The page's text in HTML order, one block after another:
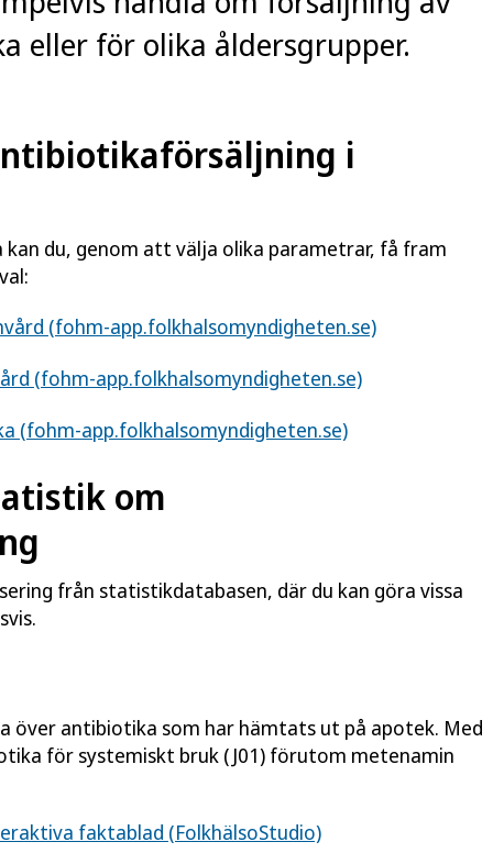
eller för olika åldersgrupper.
i
du, genom att välja olika parametrar, få fram
(fohm-app.folkhalsomyndigheten.se)
(fohm-app.folkhalsomyndigheten.se)
(fohm-app.folkhalsomyndigheten.se)
om
från statistikdatabasen, där du kan göra vissa
över antibiotika som har hämtats ut på apotek. Med
för systemiskt bruk (J01) förutom metenamin
faktablad (FolkhälsoStudio)